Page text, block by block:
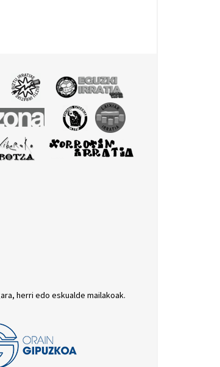
herri edo eskualde mailakoak.